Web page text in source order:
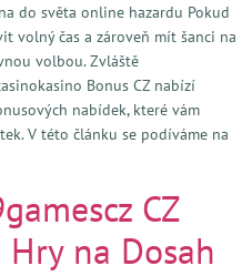
do světa online hazardu Pokud
volný čas a zároveň mít šanci na
volbou. Zvláště
Bonus CZ nabízí
nabídek, které vám
V této článku se podíváme na
CZ
na Dosah